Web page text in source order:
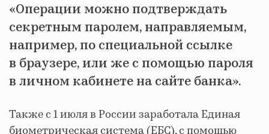
«Операции можно подтверждать
секретным паролем, направляемым,
например, по специальной ссылке
в браузере, или же с помощью пароля
в личном кабинете на сайте банка».
Также с 1 июля в России заработала Единая